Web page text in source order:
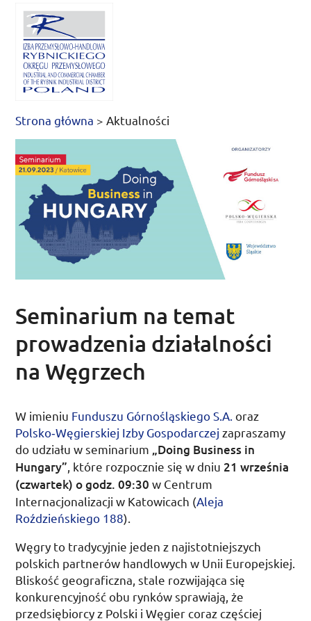
Strona główna > Aktualności
Seminarium na temat
prowadzenia działalności
na Węgrzech
W imieniu Funduszu GórnośląskiegoS.A. oraz
Polsko­‑Węgierskiej Izby Gospodarczej zapraszamy
do udziału w seminarium „Doing Business in
Hungary” , które rozpocznie sięw dniu 21 września
(czwartek) ogodz. 09:30 w Centrum
Internacjonalizacji w Katowicach (Aleja
Roździeńskiego 188).
Węgry to tradycyjnie jeden z najistotniejszych
polskich partnerów handlowych w Unii Europejskiej.
Bliskość geograficzna, stale rozwijająca się
konkurencyjność obu rynków sprawiają, że
przedsiębiorcy z Polski i Węgier coraz częściej